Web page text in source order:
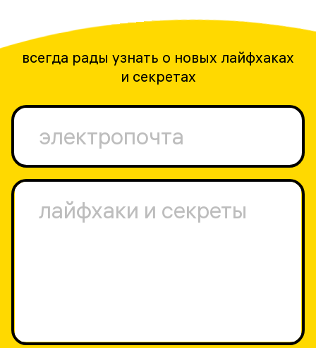
всегда рады узнать о новых лайфхаках
и секретах